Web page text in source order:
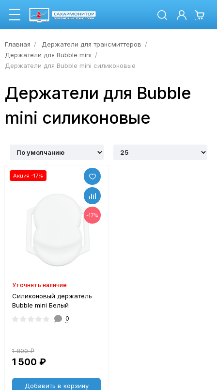
Главная
Держатели для трансмиттеров
Держатели для Bubble mini
Держатели для Bubble mini силиконовые
Держатели для Bubble
mini силиконовые
Акция -17%
-17%
Уточнять наличие
Силиконовый держатель
Bubble mini Белый
0
1 800 ₽
1 500 ₽
Добавить в корзину